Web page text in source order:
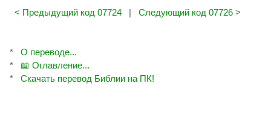
< Предыдущий код 07724 | Следующий код 07726 >
*
О переводе...
*
📖 Оглавление...
*
Скачать перевод Библии на ПК!